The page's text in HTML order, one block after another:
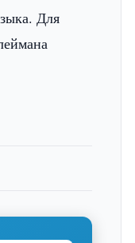
Для